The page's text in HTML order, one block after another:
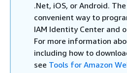
.Net, iOS, or Android.
convenient way to
IAM Identity Center and
For more information
including how to
see Tools for Amazon